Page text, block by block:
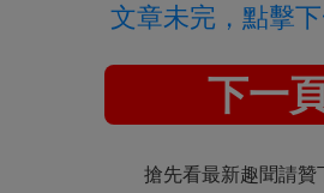
文章未完，點擊
下一
搶先看最新趣聞請贊